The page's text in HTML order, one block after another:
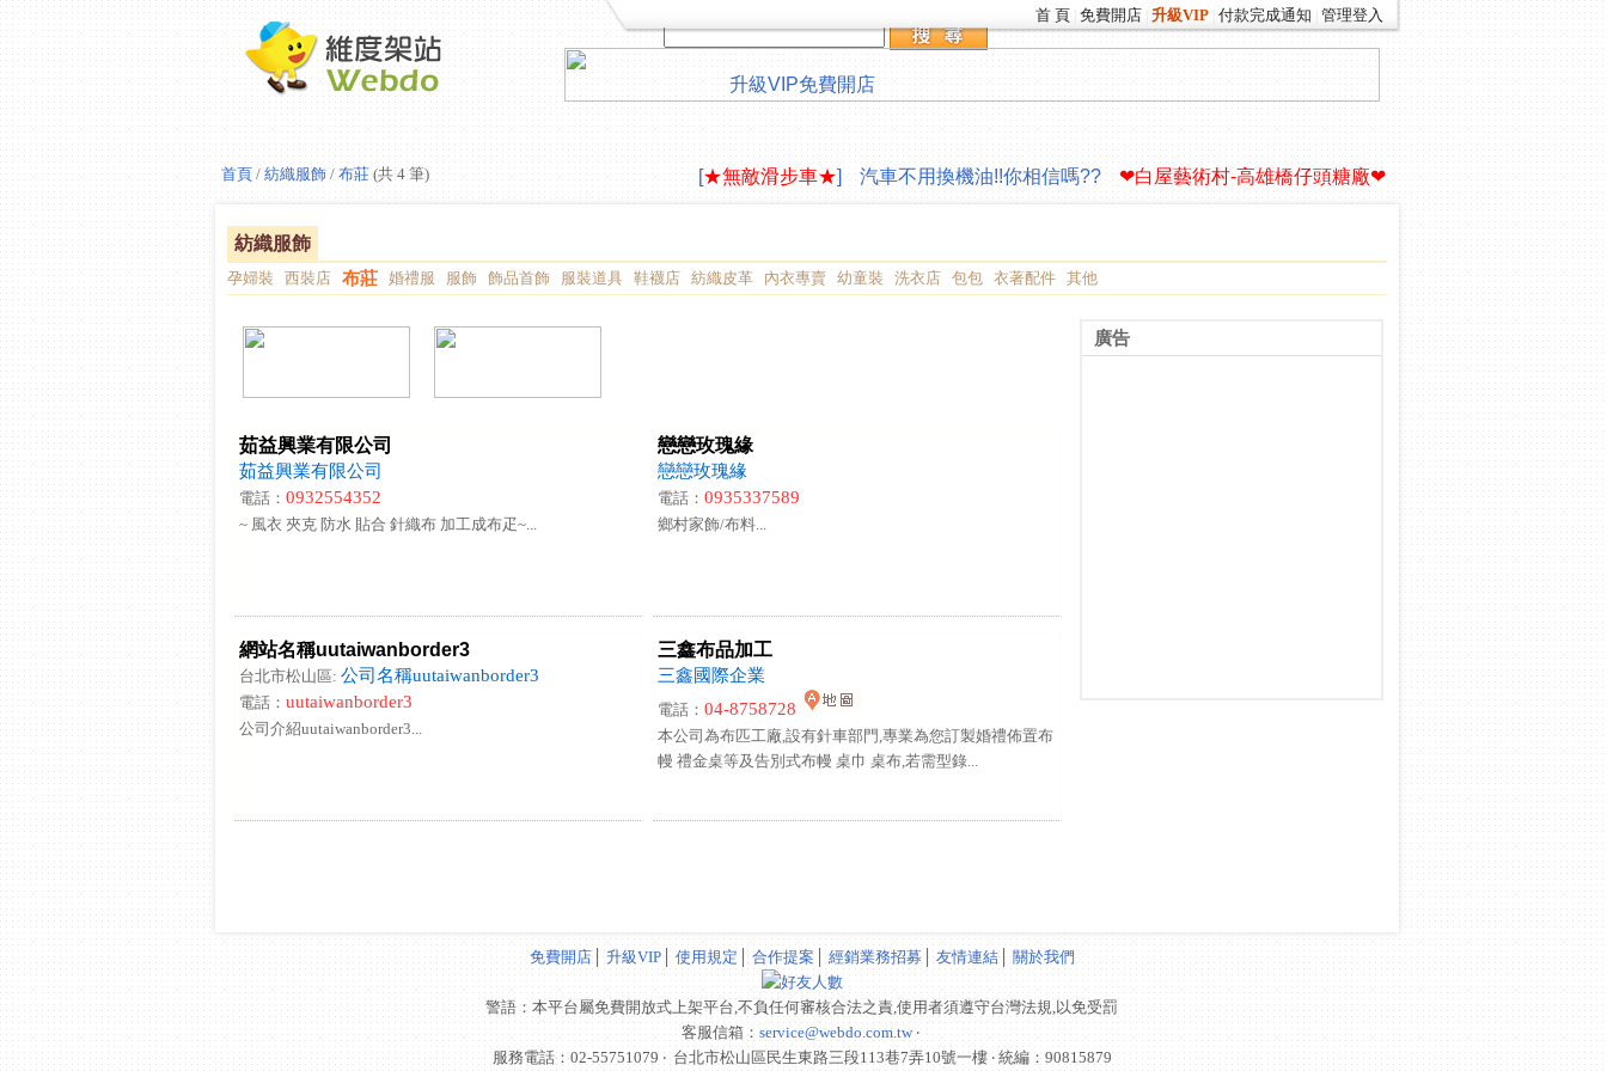
首 頁 免費開店 升級VIP| 付款完成通知 管理登入
驚!老爸買了一艘遊艇
∮旅遊住宿,創作你的生命故事∮
LAVAZZA 咖啡機合作供應
❤白屋藝術村-高雄橋仔頭糖廠❤
汽車不用換機油!!你相信嗎??
[★無敵滑步車★]
驚!老爸買了一艘遊艇
∮旅遊住宿,創作你的生命故事∮
LAVAZZA 咖啡機合作供應
升級VIP免費開店
首頁/紡織服飾/布莊(共 4 筆)
紡織服飾
孕婦裝 西裝店 布莊 婚禮服 服飾 飾品首飾 服裝道具 鞋襪店 紡織皮革 內衣專賣 幼童裝 洗衣店 包包 衣著配件 其他
茹益興業有限公司
茹益興業有限公司
電話： 0932554352
~ 風衣 夾克 防水 貼合 針織布 加工成布疋~...
戀戀玫瑰緣
戀戀玫瑰緣
電話： 0935337589
鄉村家飾/布料...
網站名稱uutaiwanborder3
台北市松山區: 公司名稱uutaiwanborder3
電話： uutaiwanborder3
公司介紹uutaiwanborder3...
三鑫布品加工
三鑫國際企業
電話： 04-8758728
本公司為布匹工廠,設有針車部門,專業為您訂製婚禮佈置布
幔 禮金桌等及告別式布幔 桌巾 桌布,若需型錄...
廣告
免費開店│升級VIP│ 使用規定 │ 合作提案│經銷業務招募│友情連結│關於我們
警語：本平台屬免費開放式上架平台,不負任何審核合法之責,使用者須遵守台灣法規,以免受罰
客服信箱： service@webdo.com.tw‧
服務電話：02-55751079 ‧ 台北市松山區民生東路三段113巷7弄10號一樓‧ 統編：90815879